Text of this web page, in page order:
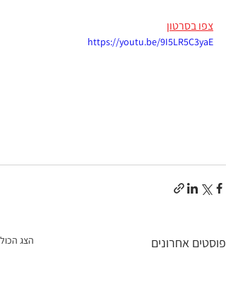
צפו בסרטון
https://youtu.be/9I5LR5C3yaE
פוסטים אחרונים הצג הכול